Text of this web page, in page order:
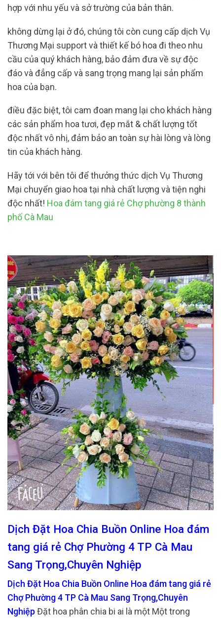
hợp với nhu yếu và sở trường của bản thân.
không dừng lại ở đó, chúng tôi còn cung cấp dịch Vụ
Thương Mại support và thiết kế bó hoa đi theo nhu
cầu của quý khách hàng, bảo đảm đưa về sự độc
đáo và đẳng cấp và sang trọng mang lại sản phẩm
hoa của bạn.
điều đặc biệt, tôi cam đoan mang lại cho khách hàng
các sản phẩm hoa tươi, đẹp mắt & chất lượng tốt
độc nhất vô nhị, đảm bảo an toàn sự hài lòng và lòng
tin của khách hàng.
Hãy tới với bên tôi để thưởng thức dịch Vụ Thương
Mại chuyển giao hoa tại nhà chất lượng và tiện nghi
độc nhất! Hoa đám tang giá rẻ Chợ phường 8 thành
phố Cà Mau
Dịch Đặt Hoa Chia Buồn Online Hoa đám
tang giá rẻ Chợ Phường 4 TP Cà Mau
Sang Trọng,Chuyên Nghiệp
Dịch Đặt Hoa Chia Buồn Online Hoa đám tang giá rẻ
Chợ Phường 4 TP Cà Mau Sang Trọng,Chuyên
Nghiệp Đặt hoa phân chia bi ai là một Một trong